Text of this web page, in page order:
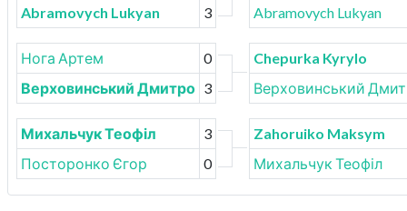
Abramovych Lukyan
3
Нога Артем
0
Верховинський Дмитро 3
Михальчук Теофіл
3
Посторонко Єгор
0
Abramovych Lukyan
Chepurka Kyrylo
Верховинський
Zahoruiko Maksym
Михальчук Теофіл